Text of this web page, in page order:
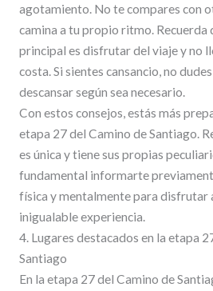
agotamiento. No te compares con
camina a tu propio ritmo. Recuerda
principal es disfrutar del viaje y no
costa. Si sientes cansancio, no
descansar según sea necesario.
Con estos consejos, estás más
etapa 27 del Camino de Santiago.
es única y tiene sus propias
fundamental informarte
física y mentalmente para disfrutar
inigualable experiencia.
4. Lugares destacados en la etapa
Santiago
En la etapa 27 del Camino de